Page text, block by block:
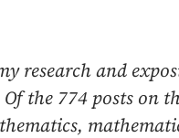
research and
the 774 posts on